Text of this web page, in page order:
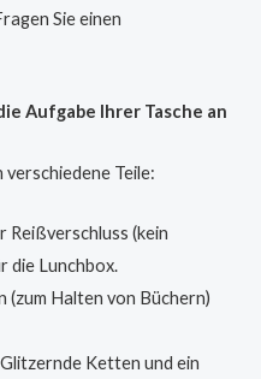
Sie einen
Aufgabe Ihrer Tasche an
Teile:
Reißverschluss (kein
die Lunchbox.
(zum Halten von Büchern)
Ketten und ein